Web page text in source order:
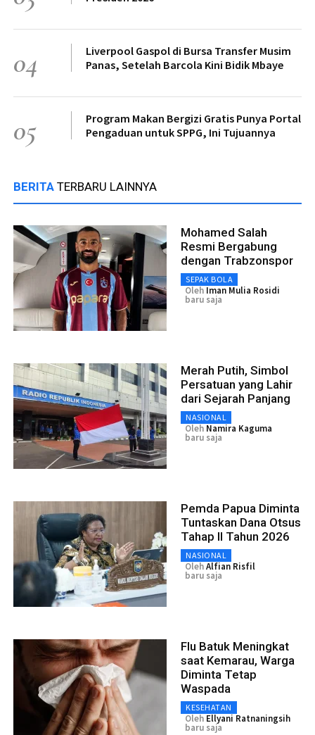
04
Liverpool Gaspol di Bursa Transfer Musim
Panas, Setelah Barcola Kini Bidik Mbaye
05
Program Makan Bergizi Gratis Punya Portal
Pengaduan untuk SPPG, Ini Tujuannya
BERITA TERBARU LAINNYA
Mohamed Salah
Resmi Bergabung
dengan Trabzonspor
SEPAK BOLA
Oleh Iman Mulia Rosidi
baru saja
Merah Putih, Simbol
Persatuan yang Lahir
dari Sejarah Panjang
NASIONAL
Oleh Namira Kaguma
baru saja
Pemda Papua Diminta
Tuntaskan Dana Otsus
Tahap II Tahun 2026
NASIONAL
OlehAlfian Risfil
baru saja
Flu Batuk Meningkat
saat Kemarau, Warga
Diminta Tetap
Waspada
KESEHATAN
Oleh Ellyani Ratnaningsih
baru saja